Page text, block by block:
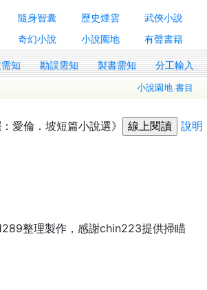
隨身智囊 歷史煙雲 武俠小說
奇幻小說 小說園地 有聲書籍
知 勘誤需知 製書需知 分工輸入
小說園地 書目
愛倫．坡短篇小說選》 說明
整理製作，感謝chin223提供掃瞄